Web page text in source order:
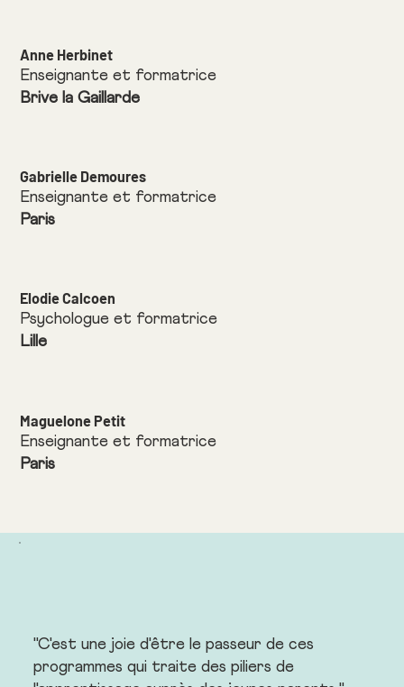
Anne Herbinet
Enseignante et formatrice
Brive la Gaillarde
Gabrielle Demoures
Enseignante et formatrice
Paris
Elodie Calcoen
Psychologue et formatrice
Lille
Maguelone Petit
Enseignante et formatrice
Paris
"C'est une joie d'être le passeur de ces
programmes qui traite des piliers de